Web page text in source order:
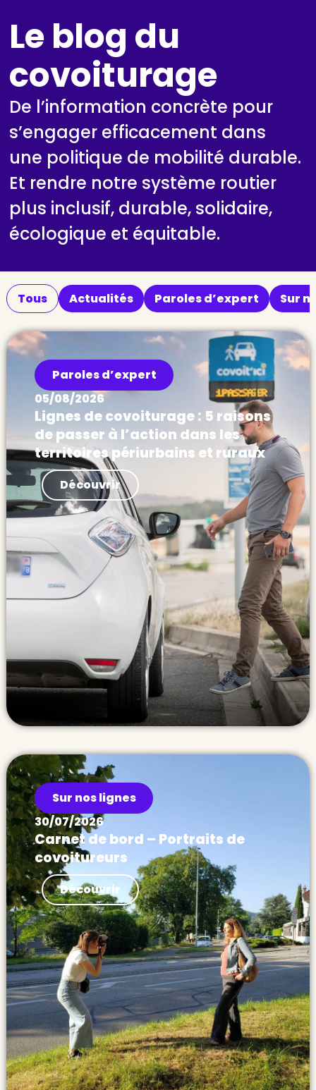
Le blog du
covoiturage
De l’information concrète pour
s’engager efficacement dans
une politique de mobilité durable.
Et rendre notre système routier
plus inclusif, durable, solidaire,
écologique et équitable.
Actualités Paroles d’expert Sur
Tous
Paroles d’expert
05/08/2026
Lignes de covoiturage : 5 raisons
de passer à l’action dans les
territoires périurbains et ruraux
Actualités Les Français sont prêts à se
passer de leur voiture, à condition d’avoir
des transports efficaces. Hors des villes,
Découvrir
Sur nos lignes
30/07/2026
Carnet de bord – Portraits de
covoitureurs
Actualités Carnet de bord – Portraits de
covoitureurs Pendant 1 an j’ai sillonné la
France pour récolter les témoignages des
Découvrir